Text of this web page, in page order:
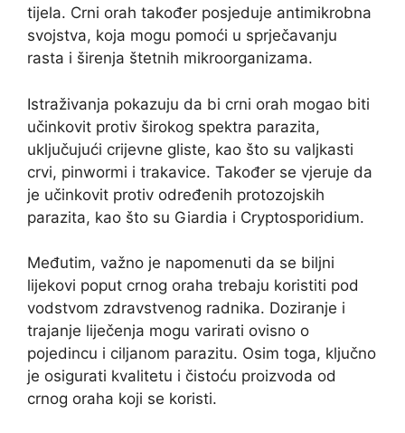
tijela. Crni orah također posjeduje antimikrobna
svojstva, koja mogu pomoći u sprječavanju
rasta i širenja štetnih mikroorganizama.
Istraživanja pokazuju da bi crni orah mogao biti
učinkovit protiv širokog spektra parazita,
uključujući crijevne gliste, kao što su valjkasti
crvi, pinwormi i trakavice. Također se vjeruje da
je učinkovit protiv određenih protozojskih
parazita, kao što su Giardia i Cryptosporidium.
Međutim, važno je napomenuti da se biljni
lijekovi poput crnog oraha trebaju koristiti pod
vodstvom zdravstvenog radnika. Doziranje i
trajanje liječenja mogu varirati ovisno o
pojedincu i ciljanom parazitu. Osim toga, ključno
je osigurati kvalitetu i čistoću proizvoda od
crnog oraha koji se koristi.